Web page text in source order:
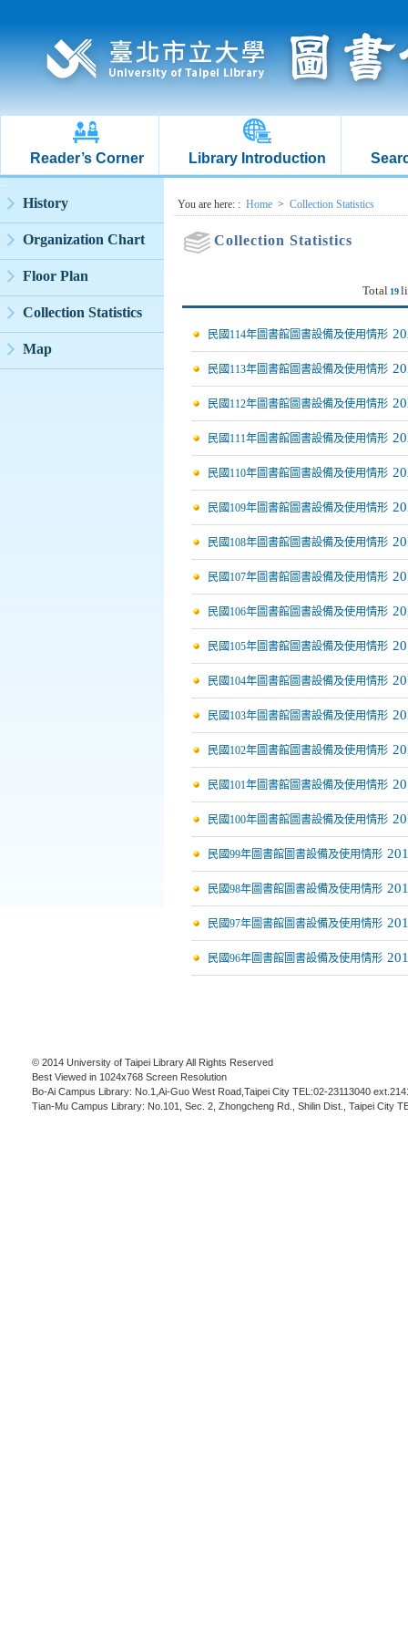
Reader’s Corner Library Introduction
:::
History
Organization Chart
Floor Plan
Collection Statistics
Map
:::You are here: : Home > Collection Statistics
Collection Statistics
Total 19
民國114年圖書館圖書設備及使用情形
民國113年圖書館圖書設備及使用情形
民國112年圖書館圖書設備及使用情形
民國111年圖書館圖書設備及使用情形
民國110年圖書館圖書設備及使用情形
民國109年圖書館圖書設備及使用情形
民國108年圖書館圖書設備及使用情形
民國107年圖書館圖書設備及使用情形
民國106年圖書館圖書設備及使用情形
民國105年圖書館圖書設備及使用情形
民國104年圖書館圖書設備及使用情形
民國103年圖書館圖書設備及使用情形
民國102年圖書館圖書設備及使用情形
民國101年圖書館圖書設備及使用情形
民國100年圖書館圖書設備及使用情形
民國99年圖書館圖書設備及使用情形
民國98年圖書館圖書設備及使用情形
民國97年圖書館圖書設備及使用情形
民國96年圖書館圖書設備及使用情形
© 2014 University of Taipei Library All Rights Reserved
Best Viewed in 1024x768 Screen Resolution
Bo-Ai Campus Library: No.1,Ai-Guo West Road,Taipei City TEL:02-23113040
Tian-Mu Campus Library: No.101, Sec. 2, Zhongcheng Rd., Shilin Dist., Taipei City